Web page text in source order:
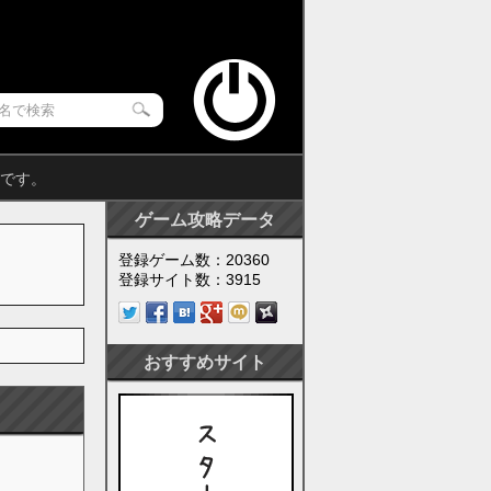
す。
ゲーム攻略データ
登録ゲーム数：20360
登録サイト数：3915
おすすめサイト